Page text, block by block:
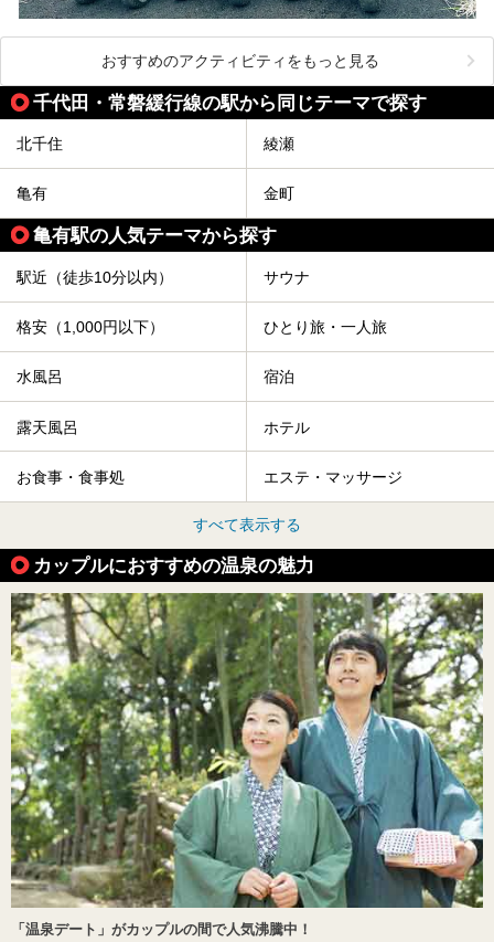
おすすめのアクティビティをもっと見る
千代田・常磐緩行線の駅から同じテーマで探す
北千住 綾瀬
亀有 金町
亀有駅の人気テーマから探す
駅近（徒歩10分以内） サウナ
格安（1,000円以下） ひとり旅・一人旅
水風呂 宿泊
露天風呂 ホテル
お食事・食事処 エステ・マッサージ
すべて表示する
カップルにおすすめの温泉の魅力
「温泉デート」がカップルの間で人気沸騰中！